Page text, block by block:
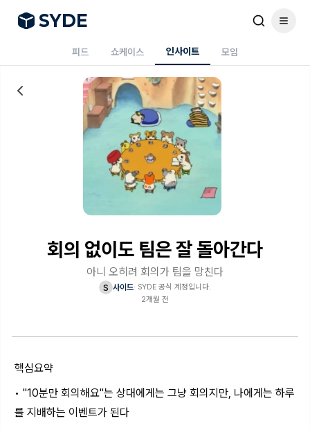
SYDE
피드 쇼케이스 인사이트 모임
회의 없이도 팀은 잘 돌아간다
아니 오히려 회의가 팀을 망친다
s 사이드· SYDE 공식 계정입니다.
2개월 전
핵심요약
• "10분만 회의해요"는 상대에게는 그냥 회의지만, 나에게는 하루
를 지배하는 이벤트가 된다